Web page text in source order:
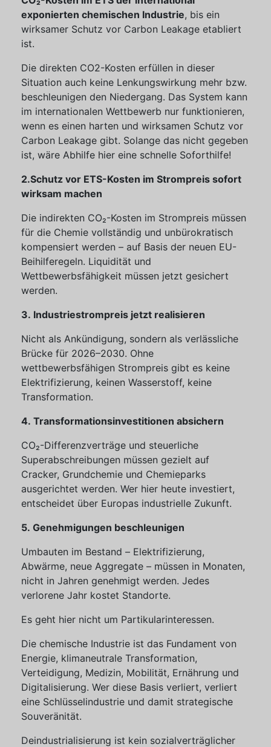
exponierten chemischen Industrie, bis ein
wirksamer Schutz vor Carbon Leakage etabliert
ist.
Die direkten CO2-Kosten erfüllen in dieser
Situation auch keine Lenkungswirkung mehr bzw.
beschleunigen den Niedergang. Das System kann
im internationalen Wettbewerb nur funktionieren,
wenn es einen harten und wirksamen Schutz vor
Carbon Leakage gibt. Solange das nicht gegeben
ist, wäre Abhilfe hier eine schnelle Soforthilfe!
2.Schutz vor ETS-Kosten im Strompreis sofort
wirksam machen
Die indirekten CO₂-Kosten im Strompreis müssen
für die Chemie vollständig und unbürokratisch
kompensiert werden – auf Basis der neuen EU-
Beihilferegeln. Liquidität und
Wettbewerbsfähigkeit müssen jetzt gesichert
werden.
3. Industriestrompreis jetzt realisieren
Nicht als Ankündigung, sondern als verlässliche
Brücke für 2026–2030. Ohne
wettbewerbsfähigen Strompreis gibt es keine
Elektrifizierung, keinen Wasserstoff, keine
Transformation.
4. Transformationsinvestitionen absichern
CO₂-Differenzverträge und steuerliche
Superabschreibungen müssen gezielt auf
Cracker, Grundchemie und Chemieparks
ausgerichtet werden. Wer hier heute investiert,
entscheidet über Europas industrielle Zukunft.
5. Genehmigungen beschleunigen
Umbauten im Bestand – Elektrifizierung,
Abwärme, neue Aggregate – müssen in Monaten,
nicht in Jahren genehmigt werden. Jedes
verlorene Jahr kostet Standorte.
Es geht hier nicht um Partikularinteressen.
Die chemische Industrie ist das Fundament von
Energie, klimaneutrale Transformation,
Verteidigung, Medizin, Mobilität, Ernährung und
Digitalisierung. Wer diese Basis verliert, verliert
eine Schlüsselindustrie und damit strategische
Souveränität.
Deindustrialisierung ist kein sozialverträglicher